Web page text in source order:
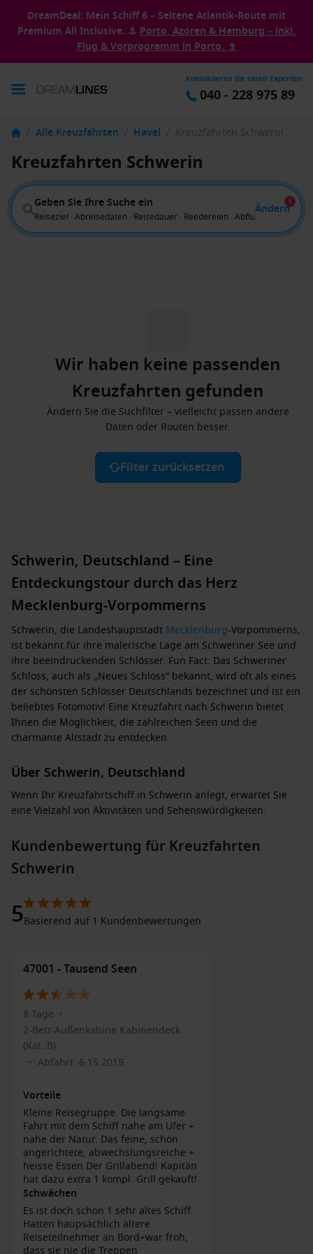
DreamDeal: Mein Schiff 6 – Seltene Atlantik-Route mit
Premium All Inclusive. ⚓ Porto, Azoren & Hamburg – inkl.
Flug & Vorprogramm in Porto. 🍷
Kontaktieren Sie einen Experten
040 - 228 975 89
/ Alle Kreuzfahrten / Havel / Kreuzfahrten Schwerin
Kreuzfahrten Schwerin
Geben Sie Ihre Suche ein
Reiseziel · Abreisedaten · Reisedauer · Reedereien · Abflug von
Ändern
1
Wir haben keine passenden
Kreuzfahrten gefunden
Ändern Sie die Suchfilter – vielleicht passen andere
Daten oder Routen besser.
Filter zurücksetzen
Schwerin, Deutschland – Eine
Entdeckungstour durch das Herz
Mecklenburg-Vorpommerns
Schwerin, die Landeshauptstadt Mecklenburg-Vorpommerns,
ist bekannt für ihre malerische Lage am Schweriner See und
ihre beeindruckenden Schlösser. Fun Fact: Das Schweriner
Schloss, auch als „Neues Schloss“ bekannt, wird oft als eines
der schönsten Schlösser Deutschlands bezeichnet und ist ein
beliebtes Fotomotiv! Eine Kreuzfahrt nach Schwerin bietet
Ihnen die Möglichkeit, die zahlreichen Seen und die
charmante Altstadt zu entdecken.
Über Schwerin, Deutschland
Wenn Ihr Kreuzfahrtschiff in Schwerin anlegt, erwartet Sie
eine Vielzahl von Aktivitäten und Sehenswürdigkeiten:
Besuchen Sie das Schweriner Schloss: Das prächtige
Schloss ist eine der Hauptattraktionen der Stadt und bietet
zahlreiche Führungen innerhalb seiner historischen
Erkunden Sie den Schlossgarten
das Schloss lädt zu einem entspannten Spaziergang ein,
Genießen Sie die Aussicht auf den Schweriner See
Machen Sie eine Bootsfahrt auf dem See oder entspannen
Sie sich an den Ufern, die sich perfekt zum Picknicken
eignen.
Entdecken Sie die Altstadt: Die charmante Altstadt mit
ihren farbenfrohen Häusern, Kaulquappenbrunnen und
kleinen Cafés ist perfekt für einen Spaziergang.
erfahren Sie mehr über die Kultur und Geschichte der
Region mit verschiedenen Ausstellungen und
Sammlungen.
Häfen, die Sie möglicherweise vor oder nach
Schwerin besuchen
Rostock, Deutschland: Diese historische Hansestadt hat
einen wunderschönen alten Hafen.
Top-Aktivitäten: Besuchen Sie das Rathaus, schlendern Sie
durch die Altstadt und nutzen Sie die Gelegenheit, die
Kundenbewertung für Kreuzfahrten
Schwerin
5Basierend auf 1 Kundenbewertungen
47001 - Tausend Seen
8 Tage •
2-Bett-Außenkabine Kabinendeck
(Kat. B):
• Abfahrt: 6.15.2019
Vorteile
Kleine Reisegruppe. Die langsame
Fahrt mit dem Schiff nahe am Ufer +
nahe der Natur. Das feine, schön
angerichtete, abwechslungsreiche +
heisse Essen.Der Grillabend! Kapitän
hat dazu extra 1 kompl. Grill gekauft!
Schwächen
Es ist doch schon 1 sehr altes Schiff.
Hatten haupsächlich ältere
Reiseteilnehmer an Bord+war froh,
dass sie nie die Treppen